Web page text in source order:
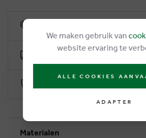
Livraison gratuite dès €50
Materialen
We maken gebruik van
website ervaring te
ALLE COOKIES
ADAPTER